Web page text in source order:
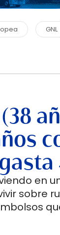
GNL
en
sobre